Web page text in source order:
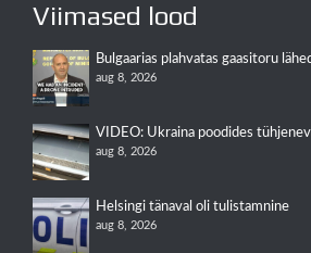
Viimased lood
Bulgaarias plahvatas gaasitoru
aug 8, 2026
VIDEO: Ukraina poodides
aug 8, 2026
Helsingi tänaval oli tulistamnine
aug 8, 2026